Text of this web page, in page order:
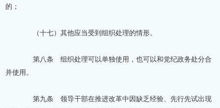
的；
（十七）其他应当受到组织处理的情形。
第八条 组织处理可以单独使用，也可以和党纪政务处分合
并使用。
第九条 领导干部在推进改革中因缺乏经验、先行先试出现